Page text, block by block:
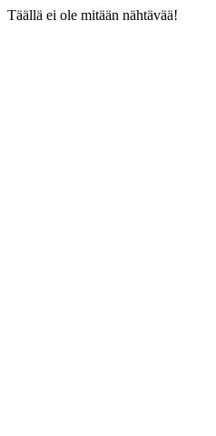
Täällä ei ole mitään nähtävää!